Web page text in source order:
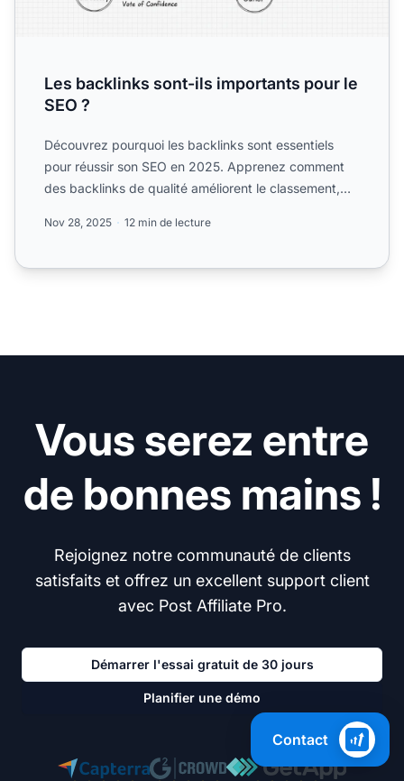
Les backlinks sont-ils importants pour le
SEO ?
Découvrez pourquoi les backlinks sont essentiels
pour réussir son SEO en 2025. Apprenez comment
des backlinks de qualité améliorent le classement,
Nov 28, 2025 12 min de lecture
Vous serez entre
de bonnes mains !
Rejoignez notre communauté de clients
satisfaits et offrez un excellent support client
avec Post Affiliate Pro.
Démarrer l'essai gratuit de 30 jours
Planifier une démo
Contact